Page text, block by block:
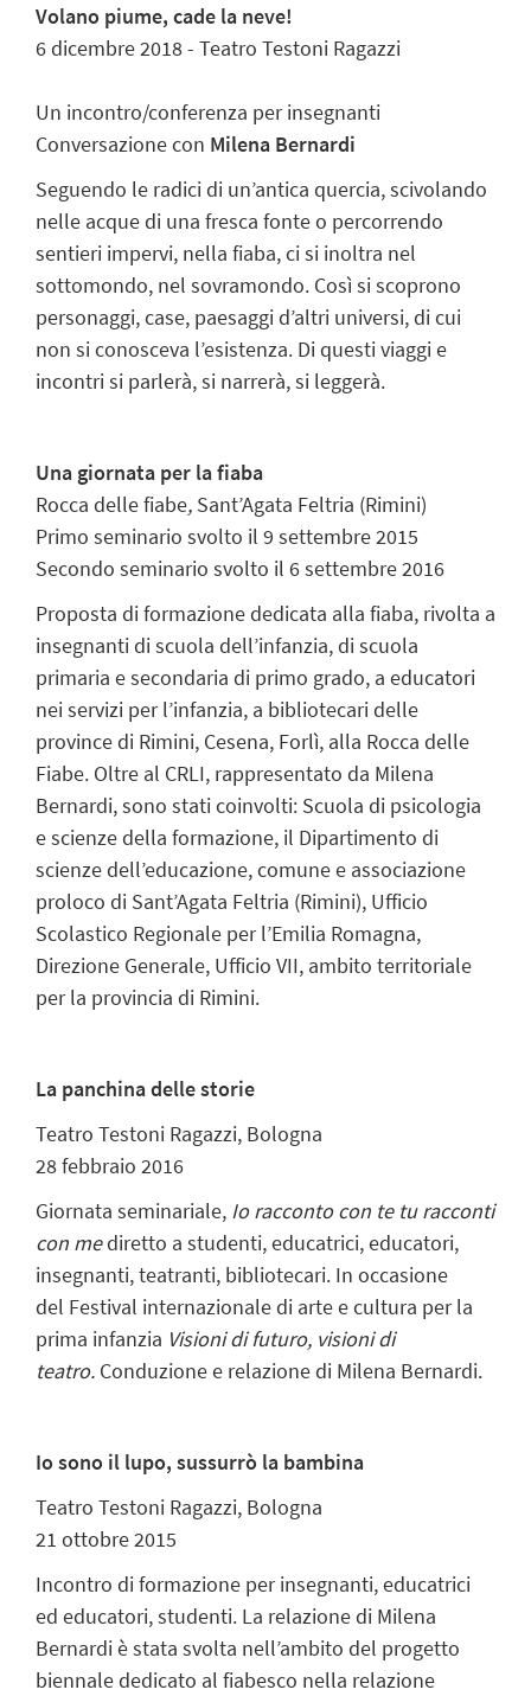
Volano piume, cade la neve!
6 dicembre 2018 - Teatro Testoni Ragazzi
Un incontro/conferenza per insegnanti
Conversazione con Milena Bernardi
Seguendo le radici di un’antica quercia, scivolando
nelle acque di una fresca fonte o percorrendo
sentieri impervi, nella fiaba, ci si inoltra nel
sottomondo, nel sovramondo. Così si scoprono
personaggi, case, paesaggi d’altri universi, di cui
non si conosceva l’esistenza. Di questi viaggi e
incontri si parlerà, si narrerà, si leggerà.
Una giornata per la fiaba
Rocca delle fiabe, Sant’Agata Feltria (Rimini)
Primo seminario svolto il 9 settembre 2015
Secondo seminario svolto il 6 settembre 2016
Proposta di formazione dedicata alla fiaba, rivolta a
insegnanti di scuola dell’infanzia, di scuola
primaria e secondaria di primo grado, a educatori
nei servizi per l’infanzia, a bibliotecari delle
province di Rimini, Cesena, Forlì, alla Rocca delle
Fiabe. Oltre al CRLI, rappresentato da Milena
Bernardi, sono stati coinvolti: Scuola di psicologia
e scienze della formazione, il Dipartimento di
scienze dell’educazione, comune e associazione
proloco di Sant’Agata Feltria (Rimini), Ufficio
Scolastico Regionale per l’Emilia Romagna,
Direzione Generale, Ufficio VII, ambito territoriale
per la provincia di Rimini.
La panchina delle storie
Teatro Testoni Ragazzi, Bologna
28 febbraio 2016
Giornata seminariale, Io racconto con te tu racconti
con mediretto a studenti, educatrici, educatori,
insegnanti, teatranti, bibliotecari. In occasione
del Festival internazionale di arte e cultura per la
prima infanzia Visioni di futuro, visioni di
teatro. Conduzione e relazione di Milena Bernardi.
Io sono il lupo, sussurrò la bambina
Teatro Testoni Ragazzi, Bologna
21 ottobre 2015
Incontro di formazione per insegnanti, educatrici
ed educatori, studenti. La relazione di Milena
Bernardi è stata svolta nell’ambito del progetto
biennale dedicato al fiabesco nella relazione